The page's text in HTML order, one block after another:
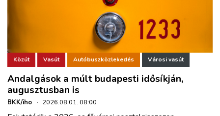
Közút Vasút Autóbuszközlekedés Városi vasút
Andalgások a múlt budapesti idősíkján,
augusztusban is
BKK/iho · 2026.08.01. 08:00